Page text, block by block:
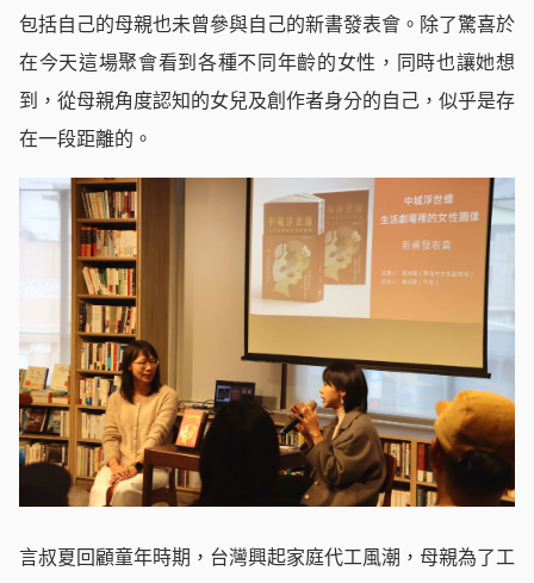
包括自己的母親也未曾參與自己的新書發表會。除了驚喜於
在今天這場聚會看到各種不同年齡的女性，同時也讓她想
到，從母親角度認知的女兒及創作者身分的自己，似乎是存
在一段距離的。
言叔夏回顧童年時期，台灣興起家庭代工風潮，母親為了工